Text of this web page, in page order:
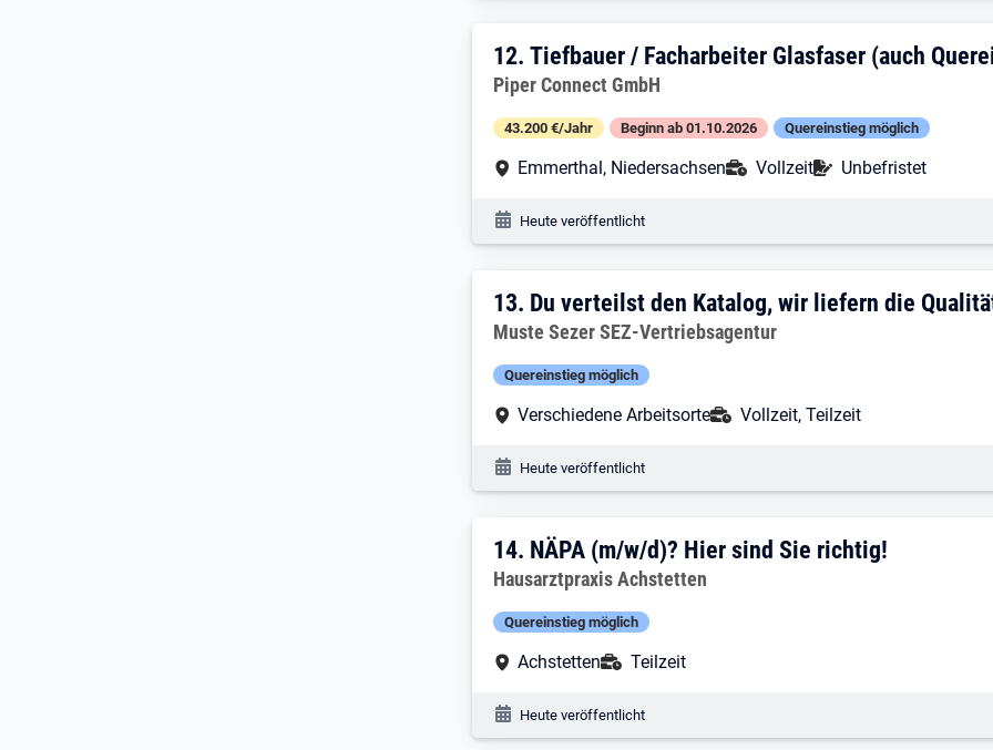
12. Ergebnis: Tiefbauer / Facharbeiter
12.Tiefbauer / Facharbeiter Glasfaser (auch
Arbeitgeber:
Piper Connect GmbH
43.200 €/Jahr Beginn ab 01.10.2026 Quereinstieg möglich
Arbeitsort:
Emmerthal, Niedersachsen Anstellungsart:
Vollzeit Befristung:
Unbefristet
Veröffentlichungsdatum:
Heute veröffentlicht
13. Ergebnis: Du verteilst den Katalog,
13. Du verteilst den Katalog, wir liefern die
Arbeitgeber:
Muste Sezer SEZ-Vertriebsagentur
Quereinstieg möglich
Arbeitsort:
Verschiedene Arbeitsorte Anstellungsart:
Vollzeit, Teilzeit
Veröffentlichungsdatum:
Heute veröffentlicht
14. Ergebnis: NÄPA (m/w/d)? Hier sind
14. NÄPA (m/w/d)? Hier sind Sie richtig!
Arbeitgeber:
Hausarztpraxis Achstetten
Quereinstieg möglich
Arbeitsort:
Achstetten Anstellungsart:
Teilzeit
Veröffentlichungsdatum:
Heute veröffentlicht